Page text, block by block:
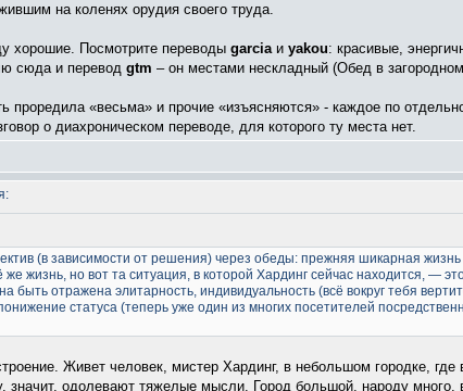
на коленях орудия своего труда.
хорошие. Посмотрите переводы garcia и yakou: красивые,
сюда и перевод gtm – он местами нескладный (Обед в
проредила «весьма» и прочие «изъясняются» - каждое по
о диахроническом переводе, для которого ту места нет.
(в зависимости от решения) через обеды: прежняя шикарная
жизнь, но вот та ситуация, в которой Хардинг сейчас находится, —
быть отражена элитарность, индивидуальность (всё вокруг тебя
статуса (теперь уже один из многих посетителей
Живет человек, мистер Хардинг, в небольшом городке,
одолевают тяжелые мысли. Город большой, народу много,